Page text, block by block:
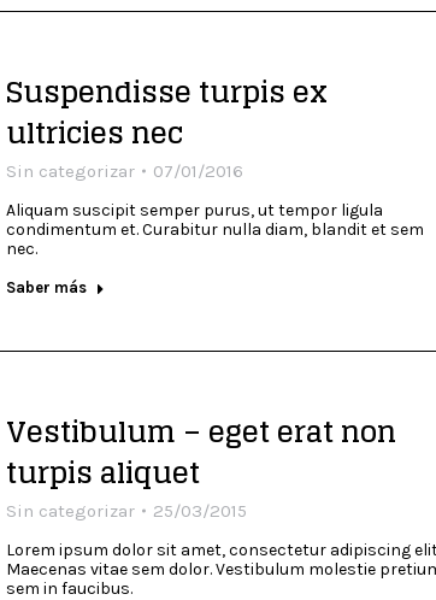
Suspendisse turpis ex
ultricies nec
Sin categorizar 07/01/2016
Aliquam suscipit semper purus, ut tempor ligula
condimentum et. Curabitur nulla diam, blandit et sem
nec.
Saber más
Vestibulum – eget erat non
turpis aliquet
Sin categorizar 25/03/2015
Lorem ipsum dolor sit amet, consectetur adipiscing
Maecenas vitae sem dolor. Vestibulum molestie
sem in faucibus.